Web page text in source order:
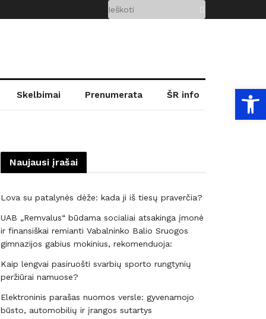
Skelbimai Prenumerata ŠR info
Naujausi įrašai
Lova su patalynės dėže: kada ji iš tiesų praverčia?
UAB „Remvalus“ būdama socialiai atsakinga įmonė
ir finansiškai remianti Vabalninko Balio Sruogos
gimnazijos gabius mokinius, rekomenduoja:
Kaip lengvai pasiruošti svarbių sporto rungtynių
peržiūrai namuose?
Elektroninis parašas nuomos versle: gyvenamojo
būsto, automobilių ir įrangos sutartys